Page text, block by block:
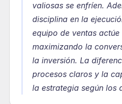
valiosas se enfríen.
disciplina en la
equipo de ventas
maximizando la
la inversión. La
procesos claros y la
la estrategia según los